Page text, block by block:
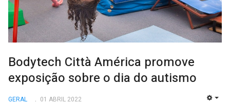
Bodytech Città América promove
exposição sobre o dia do autismo
GERAL 01 ABRIL 2022